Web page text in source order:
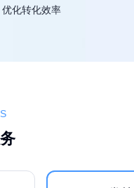
优化转化效率